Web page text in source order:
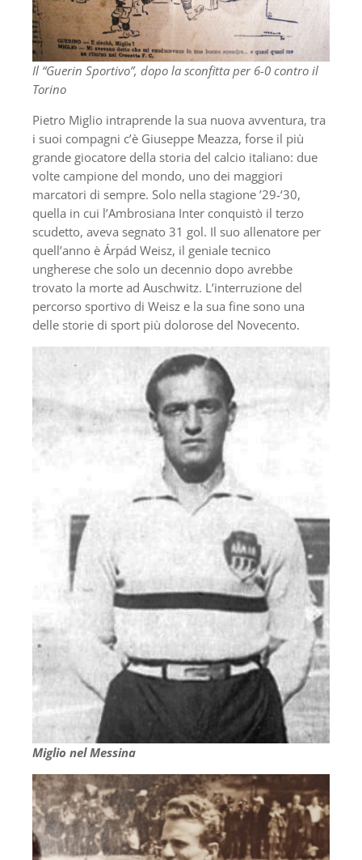
Il “Guerin Sportivo”, dopo la sconfitta per 6-0 contro il
Torino
Pietro Miglio intraprende la sua nuova avventura, tra
i suoi compagni c’è Giuseppe Meazza, forse il più
grande giocatore della storia del calcio italiano: due
volte campione del mondo, uno dei maggiori
marcatori di sempre. Solo nella stagione ’29-‘30,
quella in cui l’Ambrosiana Inter conquistò il terzo
scudetto, aveva segnato 31 gol. Il suo allenatore per
quell’anno è Árpád Weisz, il geniale tecnico
ungherese che solo un decennio dopo avrebbe
trovato la morte ad Auschwitz. L’interruzione del
percorso sportivo di Weisz e la sua fine sono una
delle storie di sport più dolorose del Novecento.
Miglio nel Messina